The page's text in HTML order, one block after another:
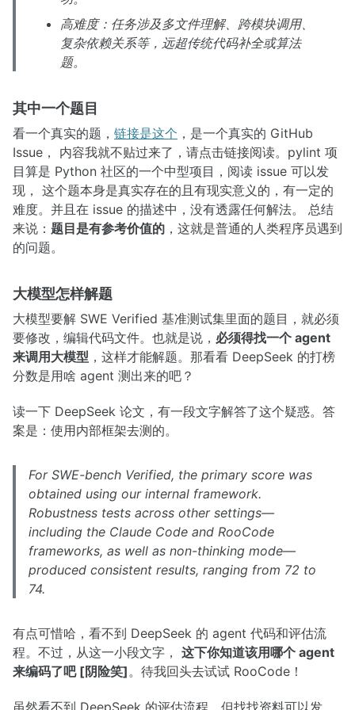
高难度：任务涉及多文件理解、跨模块调用、
复杂依赖关系等，远超传统代码补全或算法
题。
其中一个题目
看一个真实的题， 链接是这个 ，是一个真实的 GitHub
Issue， 内容我就不贴过来了，请点击链接阅读。pylint 项
目算是 Python 社区的一个中型项目，阅读 issue 可以发
现， 这个题本身是真实存在的且有现实意义的，有一定的
难度。并且在 issue 的描述中，没有透露任何解法。 总结
来说： 题目是有参考价值的 ，这就是普通的人类程序员遇到
的问题。
大模型怎样解题
大模型要解 SWE Verified 基准测试集里面的题目，就必须
要修改，编辑代码文件。也就是说， 必须得找一个 agent
来调用大模型 ，这样才能解题。那看看 DeepSeek 的打榜
分数是用啥 agent 测出来的吧？
读一下 DeepSeek 论文，有一段文字解答了这个疑惑。答
案是：使用内部框架去测的。
For SWE-bench Verified, the primary score was
obtained using our internal framework.
Robustness tests across other settings—
including the Claude Code and RooCode
frameworks, as well as non-thinking mode—
produced consistent results, ranging from 72 to
74.
有点可惜哈，看不到 DeepSeek 的 agent 代码和评估流
程。不过，从这一小段文字， 这下你知道该用哪个 agent
来编码了吧 [阴险笑]。待我回头去试试 RooCode！